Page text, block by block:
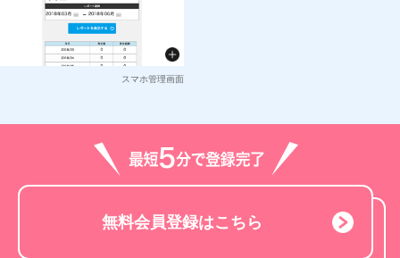
スマホ管理画面
無料会員登録はこちら